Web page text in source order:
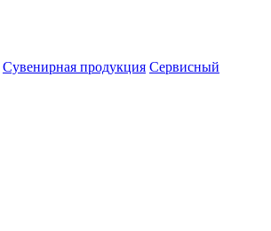
Сувенирная продукция Сервисный